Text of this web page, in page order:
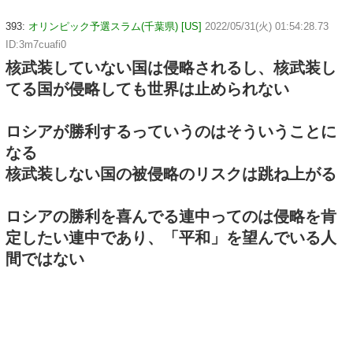
393: オリンピック予選スラム(千葉県) [US] 2022/05/31(火) 01:54:28.73
ID:3m7cuafi0
核武装していない国は侵略されるし、核武装し
てる国が侵略しても世界は止められない
ロシアが勝利するっていうのはそういうことに
なる
核武装しない国の被侵略のリスクは跳ね上がる
ロシアの勝利を喜んでる連中ってのは侵略を肯
定したい連中であり、「平和」を望んでいる人
間ではない